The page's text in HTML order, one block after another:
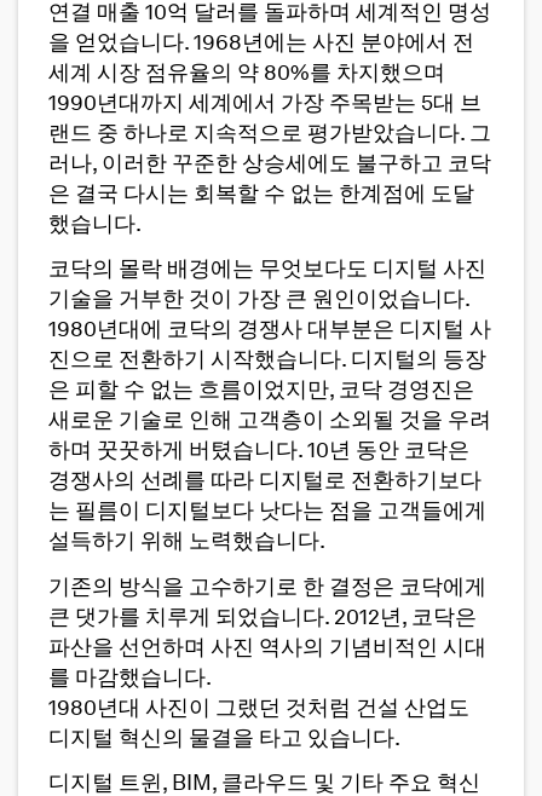
연결 매출 10억 달러를 돌파하며 세계적인 명성
을 얻었습니다. 1968년에는 사진 분야에서 전
세계 시장 점유율의 약 80%를 차지했으며
1990년대까지 세계에서 가장 주목받는 5대 브
랜드 중 하나로 지속적으로 평가받았습니다. 그
러나, 이러한 꾸준한 상승세에도 불구하고 코닥
은 결국 다시는 회복할 수 없는 한계점에 도달
했습니다.
코닥의 몰락 배경에는 무엇보다도 디지털 사진
기술을 거부한 것이 가장 큰 원인이었습니다.
1980년대에 코닥의 경쟁사 대부분은 디지털 사
진으로 전환하기 시작했습니다. 디지털의 등장
은 피할 수 없는 흐름이었지만, 코닥 경영진은
새로운 기술로 인해 고객층이 소외될 것을 우려
하며 꿋꿋하게 버텼습니다. 10년 동안 코닥은
경쟁사의 선례를 따라 디지털로 전환하기보다
는 필름이 디지털보다 낫다는 점을 고객들에게
설득하기 위해 노력했습니다.
기존의 방식을 고수하기로 한 결정은 코닥에게
큰 댓가를 치루게 되었습니다. 2012년, 코닥은
파산을 선언하며 사진 역사의 기념비적인 시대
를 마감했습니다.
1980년대 사진이 그랬던 것처럼 건설 산업도
디지털 혁신의 물결을 타고 있습니다.
디지털 트윈, BIM, 클라우드 및 기타 주요 혁신